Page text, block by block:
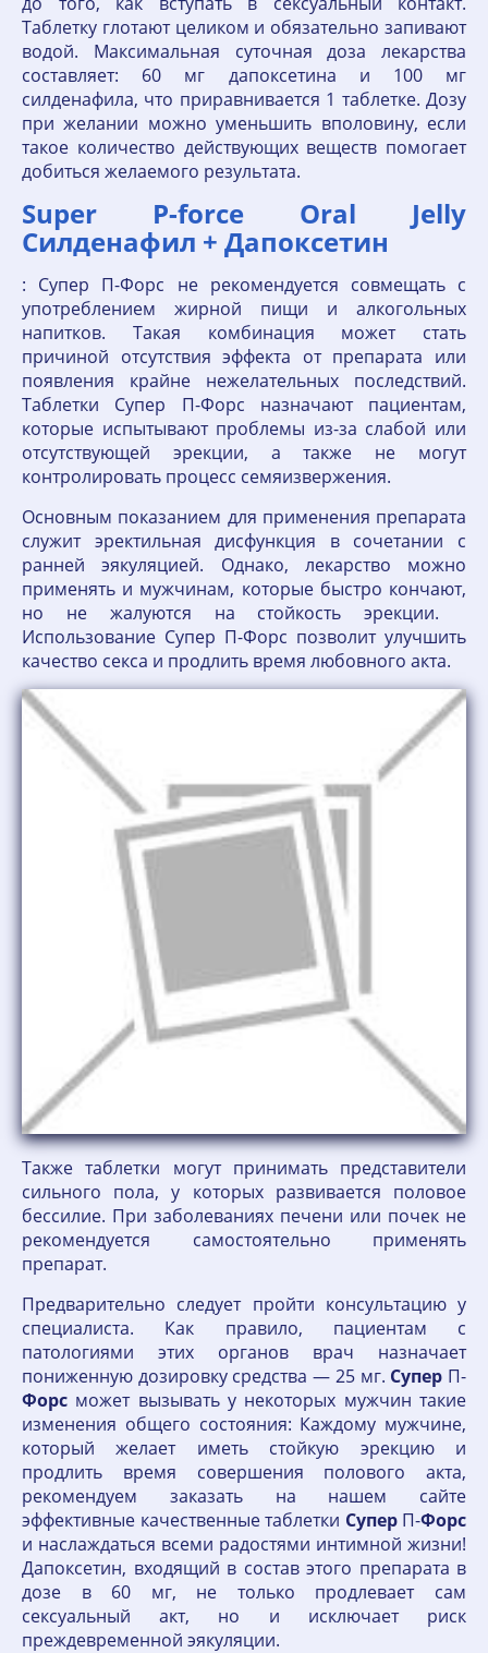
Таблетку глотают целиком и обязательно запивают
водой. Максимальная суточная доза лекарства
составляет: 60 мг дапоксетина и 100 мг
силденафила, что приравнивается 1 таблетке. Дозу
при желании можно уменьшить вполовину, если
такое количество действующих веществ помогает
добиться желаемого результата.
Super P-force Oral Jelly
Силденафил + Дапоксетин
: Супер П-Форс не рекомендуется совмещать с
употреблением жирной пищи и алкогольных
напитков. Такая комбинация может стать
причиной отсутствия эффекта от препарата или
появления крайне нежелательных последствий.
Таблетки Супер П-Форс назначают пациентам,
которые испытывают проблемы из-за слабой или
отсутствующей эрекции, а также не могут
контролировать процесс семяизвержения.
Основным показанием для применения препарата
служит эректильная дисфункция в сочетании с
ранней эякуляцией. Однако, лекарство можно
применять и мужчинам, которые быстро кончают,
но не жалуются на стойкость эрекции.
Использование Супер П-Форс позволит улучшить
качество секса и продлить время любовного акта.
Также таблетки могут принимать представители
сильного пола, у которых развивается половое
бессилие. При заболеваниях печени или почек не
рекомендуется самостоятельно применять
препарат.
Предварительно следует пройти консультацию у
специалиста. Как правило, пациентам с
патологиями этих органов врач назначает
пониженную дозировку средства — 25 мг. Супер П-
Форс может вызывать у некоторых мужчин такие
изменения общего состояния: Каждому мужчине,
который желает иметь стойкую эрекцию и
продлить время совершения полового акта,
рекомендуем заказать на нашем сайте
эффективные качественные таблетки СуперП-Форс
и наслаждаться всеми радостями интимной жизни!
Дапоксетин, входящий в состав этого препарата в
дозе в 60 мг, не только продлевает сам
сексуальный акт, но и исключает риск
преждевременной эякуляции.